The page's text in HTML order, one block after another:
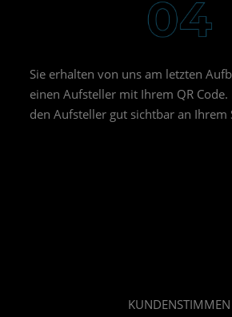
Sie erhalten von uns am letzten
einen Aufsteller mit Ihrem QR
den Aufsteller gut sichtbar an Ihrem
KUNDENSTIMMEN